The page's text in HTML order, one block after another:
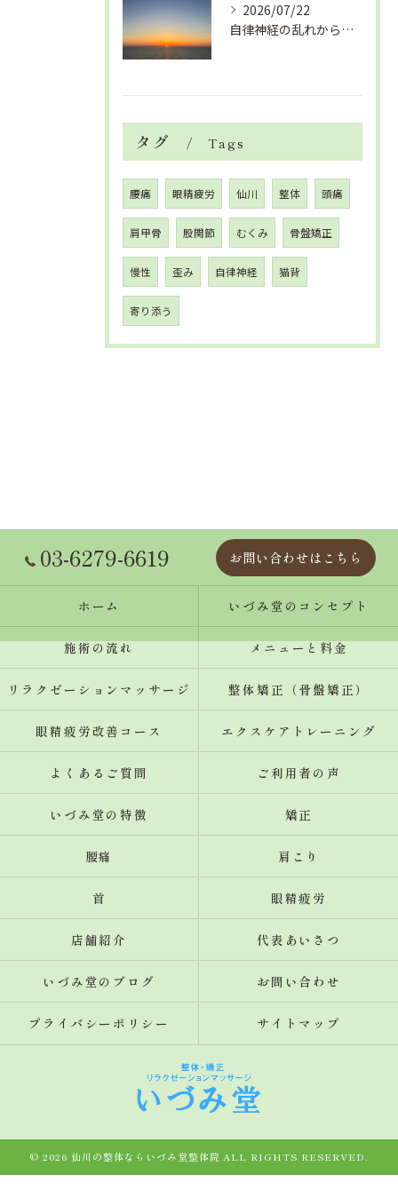
2026/07/22
自律神経の乱れから生活習慣病、血液循環の滞り
タグ Tags
腰痛 眼精疲労 仙川 整体 頭痛
肩甲骨 股関節 むくみ 骨盤矯正
慢性 歪み 自律神経 猫背
寄り添う
03-6279-6619 お問い合わせはこちら
ホーム いづみ堂のコンセプト
施術の流れ メニューと料金
リラクゼーションマッサージ 整体矯正（骨盤矯正）
眼精疲労改善コース エクスケアトレーニング
よくあるご質問 ご利用者の声
いづみ堂の特徴 矯正
腰痛 肩こり
首 眼精疲労
店舗紹介 代表あいさつ
いづみ堂のブログ お問い合わせ
プライバシーポリシー サイトマップ
© 2026 仙川の整体ならいづみ堂整体院 ALL RIGHTS RESERVED.